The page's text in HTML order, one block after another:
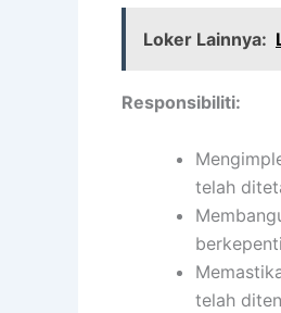
Loker Lainnya:
Responsibiliti:
telah
telah